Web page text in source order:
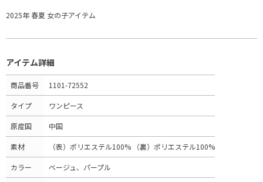
2025年 春夏 女の子アイテム
アイテム詳細
商品番号 1101-72552
タイプ ワンピース
原産国 中国
素材 （表）ポリエステル100% （裏）ポリエステル100%
カラー ベージュ、パープル